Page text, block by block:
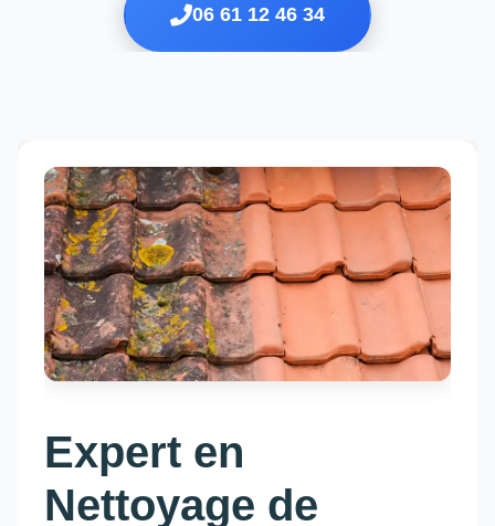
06 61 12 46 34
Expert en
Nettoyage de